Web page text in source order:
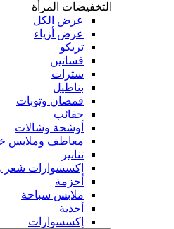
التخفيضات المرأة
عرض الكل
عرض أزياء
تريكو
فساتين
سترات
بناطيل
قمصان وتوبات
حقائب
أوشحة وشالات
معاطف وملابس
تنانير
إكسسوارات شعر
أحزمة
ملابس سباحة
أحذية
إكسسوارات